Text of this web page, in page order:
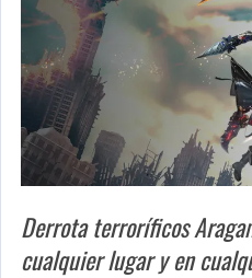
Derrota terroríficos
cualquier lugar y en